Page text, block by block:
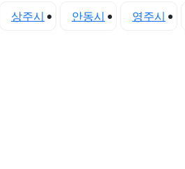
상주시 안동시 영주시